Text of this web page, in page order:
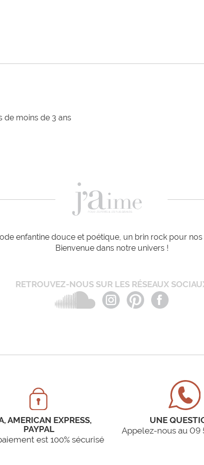
de moins de 3 ans
enfantine douce et poétique, un brin rock pour
Bienvenue dans notre univers !
RETROUVEZ-NOUS SUR LES RÉSEAUX
AMERICAN EXPRESS,
PAYPAL
est 100% sécurisé
UNE
Appelez-nous au 09